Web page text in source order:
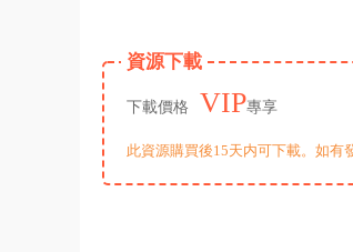
資源下載
下載價格 VIP專享
此資源購買後15天内可下載。如有